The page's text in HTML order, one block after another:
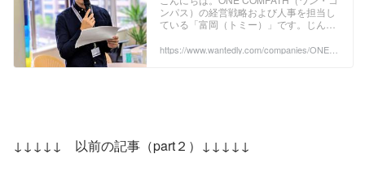
ンパス）の経営戦略および人事を担当し
ている「富岡（トミー）」です。じんじ
これを外に発信していくことで、ONE
https://www.wantedly.com/companies/ONEC
↓↓↓↓↓　以前の記事（part２）↓↓↓↓↓